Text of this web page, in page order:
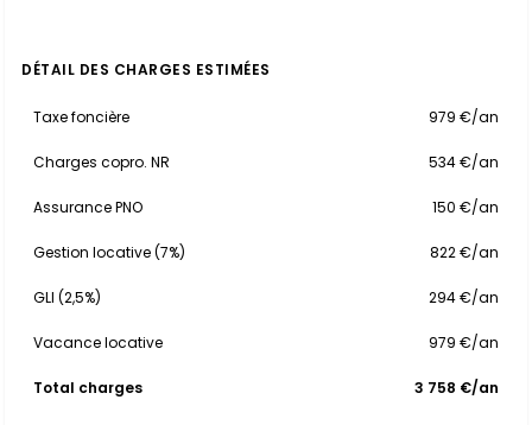
DÉTAIL DES CHARGES ESTIMÉES
Taxe foncière 979 €/an
Charges copro. NR 534 €/an
Assurance PNO 150 €/an
Gestion locative (7%) 822 €/an
GLI (2,5%) 294 €/an
Vacance locative 979 €/an
Total charges 3 758 €/an